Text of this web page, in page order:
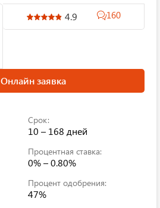
4.9 160
Онлайн заявка
Срок:
10 – 168 дней
Процентная ставка:
0% – 0.80%
Процент одобрения:
47%